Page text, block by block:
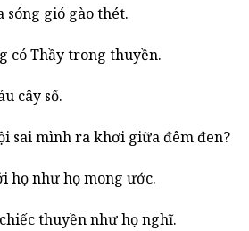
sóng gió gào thét.
có Thầy trong thuyền.
cây số.
sai mình ra khơi giữa đêm đen?
họ như họ mong ước.
thuyền như họ nghĩ.